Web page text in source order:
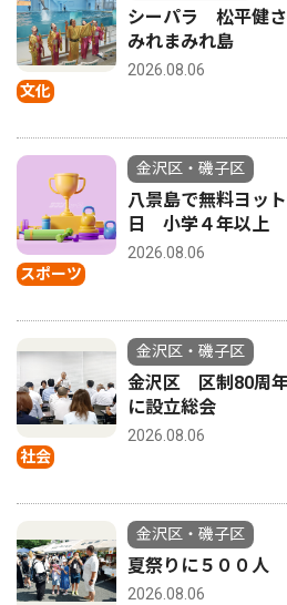
文化
シーパラ 松平健
みれまみれ島
2026.08.06
スポーツ
金沢区・磯子区
八景島で無料ヨ
日 小学４年以上
2026.08.06
社会
金沢区・磯子区
金沢区 区制80周
に設立総会
2026.08.06
金沢区・磯子区
夏祭りに５００人
2026.08.06